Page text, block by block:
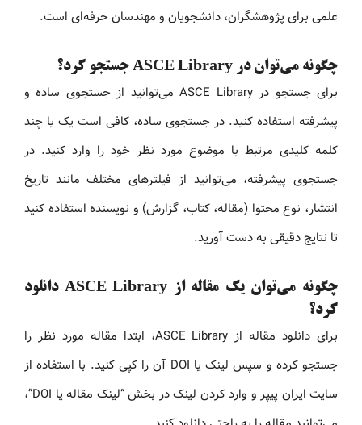
علمی برای پژوهشگران، دانشجویان و مهندسان حرفه‌ای است.
چگونه می‌توان در ASCE Library جستجو کرد؟
برای جستجو در ASCE Library می‌توانید از جستجوی ساده و
پیشرفته استفاده کنید. در جستجوی ساده، کافی است یک یا چند
کلمه کلیدی مرتبط با موضوع مورد نظر خود را وارد کنید. در
جستجوی پیشرفته، می‌توانید از فیلترهای مختلف مانند تاریخ
انتشار، نوع محتوا (مقاله، کتاب، گزارش) و نویسنده استفاده کنید
تا نتایج دقیقی به دست آورید.
چگونه می‌توان یک مقاله از ASCE Library دانلود
کرد؟
برای دانلود مقاله از ASCE Library، ابتدا مقاله مورد نظر را
جستجو کرده و سپس لینک یا DOI آن را کپی کنید. با استفاده از
سایت ایران پیپر و وارد کردن لینک در بخش “لینک مقاله یا DOI”،